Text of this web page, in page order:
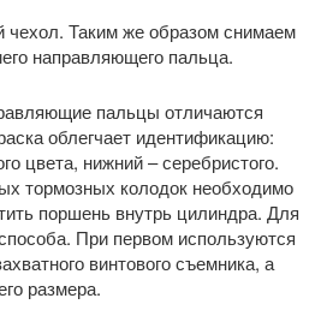
Таким же образом снимаем
направляющего пальца.
пальцы отличаются
облегчает идентификацию:
цвета, нижний – серебристого.
тормозных колодок необходимо
поршень внутрь цилиндра. Для
При первом используются
винтового съемника, а
размера.